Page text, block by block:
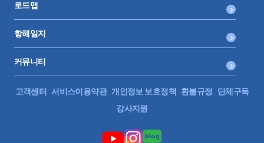
로드맵
항해일지
커뮤니티
고객센터 서비스이용약관 개인정보 보호정책 환불규정
단체구독
강사지원